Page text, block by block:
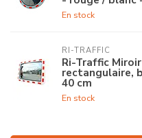
En stock
RI-TRAFFIC
Ri-Traffic
rectangulaire,
40 cm
En stock